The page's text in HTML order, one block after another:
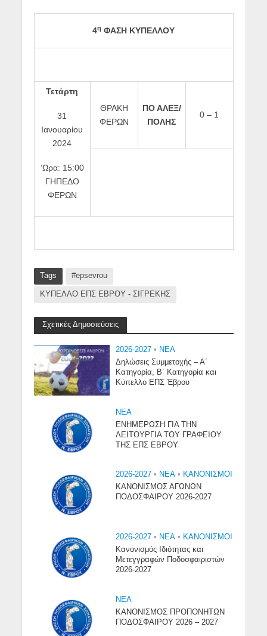
4η ΦΑΣΗ ΚΥΠΕΛΛΟΥ
Τετάρτη
31
Ιανουαρίου
2024
‘Ωρα: 15:00
ΓΗΠΕΔΟ
ΦΕΡΩΝ
ΘΡΑΚΗ
ΦΕΡΩΝ
ΠΟ ΑΛΕΞ/
ΠΟΛΗΣ
0 – 1
Tags #epsevrou
ΚΥΠΕΛΛΟ ΕΠΣ ΕΒΡΟΥ - ΣΙΓΡΕΚΗΣ
Σχετικές Δημοσιεύσεις
2026-2027 • NEA
Δηλώσεις Συμμετοχής – Α΄
Κατηγορία, Β΄ Κατηγορία και
Κύπελλο ΕΠΣ Έβρου
NEA
ΕΝΗΜΕΡΩΣΗ ΓΙΑ ΤΗΝ
ΛΕΙΤΟΥΡΓΙΑ ΤΟΥ ΓΡΑΦΕΙΟΥ
ΤΗΣ ΕΠΣ ΕΒΡΟΥ
2026-2027 • NEA • ΚΑΝΟΝΙΣΜΟΙ
ΚΑΝΟΝΙΣΜΟΣ ΑΓΩΝΩΝ
ΠΟΔΟΣΦΑΙΡΟΥ 2026-2027
2026-2027 • NEA • ΚΑΝΟΝΙΣΜΟΙ
Κανονισμός Ιδιότητας και
Μετεγγραφών Ποδοσφαιριστών
2026-2027
NEA
ΚΑΝΟΝΙΣΜΟΣ ΠΡΟΠΟΝΗΤΩΝ
ΠΟΔΟΣΦΑΙΡΟΥ 2026 – 2027